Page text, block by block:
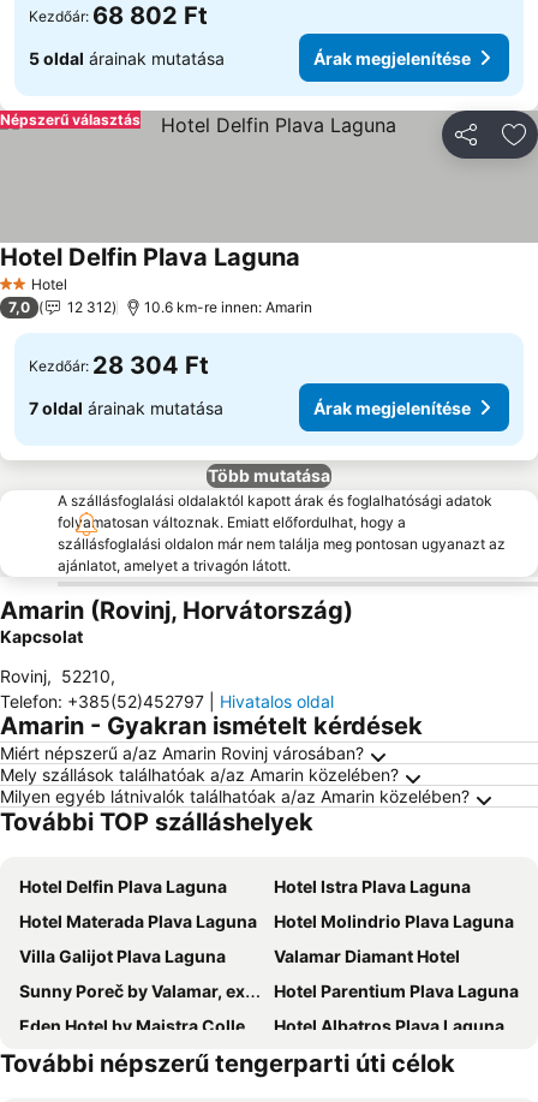
Kezdőár: 68 802 Ft
5 oldal árainak mutatása Árak megjelenítése
Népszerű választás
2 Kategória
Hotel
Hotel Delfin Plava Laguna
7,0 12 312 10.6 km-re innen: Amarin
Kezdőár: 28 304 Ft
7 oldal árainak mutatása Árak megjelenítése
Több mutatása
A szállásfoglalási oldalaktól kapott árak és foglalhatósági adatok
folyamatosan változnak. Emiatt előfordulhat, hogy a
szállásfoglalási oldalon már nem találja meg pontosan ugyanazt az
ajánlatot, amelyet a trivagón látott.
Amarin (Rovinj, Horvátország)
Kapcsolat
Rovinj, 52210,
Telefon: +385(52)452797 Hivatalos oldal
Amarin - Gyakran ismételt kérdések
Miért népszerű a/az Amarin Rovinj városában?
Mely szállások találhatóak a/az Amarin közelében?
Milyen egyéb látnivalók találhatóak a/az Amarin közelében?
További TOP szálláshelyek
Hotel Delfin Plava Laguna
Hotel Istra Plava Laguna
Hotel Materada Plava Laguna
Hotel Molindrio Plava Laguna
Villa Galijot Plava Laguna
Valamar Diamant Hotel
Sunny Poreč by Valamar, ex. Crystal
Hotel Parentium Plava Laguna
Eden Hotel by Maistra Collection
Hotel Albatros Plava Laguna
Hotel Gran Vista Plava Laguna
Hotel Plavi Plava Laguna
További népszerű tengerparti úti célok